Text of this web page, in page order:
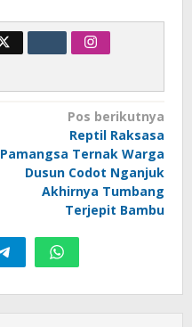
Pos berikutnya
Reptil Raksasa
Pamangsa Ternak Warga
Dusun Codot Nganjuk
Akhirnya Tumbang
Terjepit Bambu